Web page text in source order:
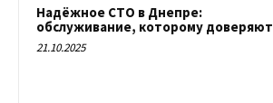
Надёжное СТО в Днепре:
обслуживание, которому доверяют
21.10.2025